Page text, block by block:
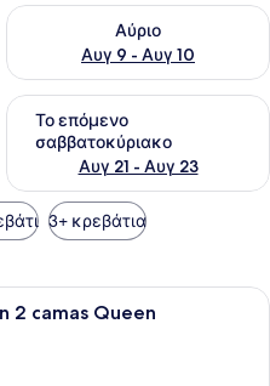
Αυγ 8 - Αυγ 9
Αύριο
Αυγ 9 - Αυγ 10
Έλεγχος διαθεσιμότητας
το σαββατοκύριακο Αυγ
Το επόμενο
σαββατοκύριακο
Αυγ 21 - Αυγ 23
Έλεγχος διαθεσιμότητας
3+ κρεβάτια
Ένα δωμάτιο ξενοδοχείου με δύο
2 camas Queen